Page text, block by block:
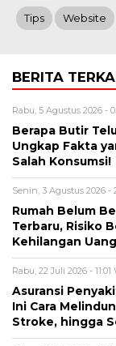
Tips Website
BERITA
Rabu, 5 Agustus 2026 -
Berapa Butir
Ungkap Fakta
Salah Konsumsi!
Senin, 3 Agustus 2026 -
Rumah Belum
Terbaru, Risiko
Kehilangan Uang
Rabu, 22 Juli 2026 - 11:01
Asuransi
Ini Cara
Stroke, hingga